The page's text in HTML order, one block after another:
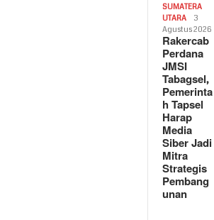
SUMATERA
UTARA
3
Agustus 2026
Rakercab
Perdana
JMSI
Tabagsel,
Pemerinta
h Tapsel
Harap
Media
Siber Jadi
Mitra
Strategis
Pembang
unan